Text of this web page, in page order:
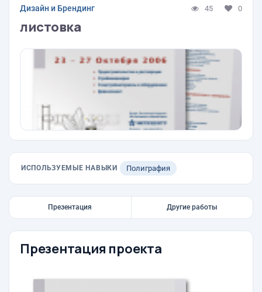
Дизайн и Брендинг 45 0
листовка
ИСПОЛЬЗУЕМЫЕ НАВЫКИ Полиграфия
Презентация Другие работы
Презентация проекта